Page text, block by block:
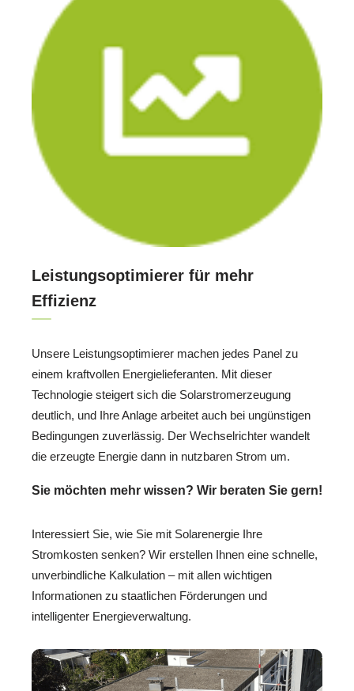
Leistungsoptimierer für mehr
Effizienz
Unsere Leistungsoptimierer machen jedes Panel zu
einem kraftvollen Energielieferanten. Mit dieser
Technologie steigert sich die Solarstromerzeugung
deutlich, und Ihre Anlage arbeitet auch bei ungünstigen
Bedingungen zuverlässig. Der Wechselrichter wandelt
die erzeugte Energie dann in nutzbaren Strom um.
Sie möchten mehr wissen? Wir beraten Sie gern!
Interessiert Sie, wie Sie mit Solarenergie Ihre
Stromkosten senken? Wir erstellen Ihnen eine schnelle,
unverbindliche Kalkulation – mit allen wichtigen
Informationen zu staatlichen Förderungen und
intelligenter Energieverwaltung.